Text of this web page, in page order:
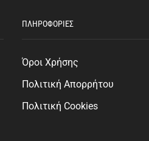
ΠΛΗΡΟΦΟΡΙΕΣ
Όροι Χρήσης
Πολιτική Απορρήτου
Πολιτική Cookies